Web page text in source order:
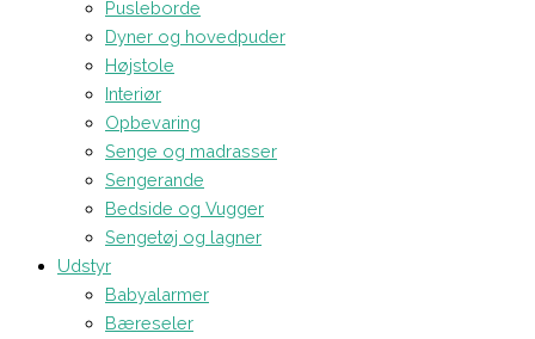
Pusleborde
Dyner og hovedpuder
Højstole
Interiør
Opbevaring
Senge og madrasser
Sengerande
Bedside og Vugger
Sengetøj og lagner
Udstyr
Babyalarmer
Bæreseler